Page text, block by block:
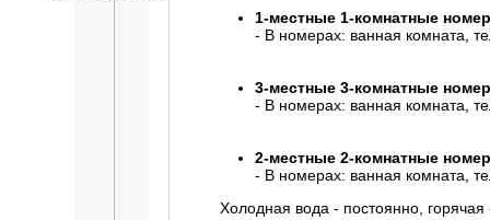
1-местные 1-комнатные
- В номерах: ванная комната,
3-местные 3-комнатные
- В номерах: ванная комната,
2-местные 2-комнатные
- В номерах: ванная комната,
Холодная вода - постоянно, горячая